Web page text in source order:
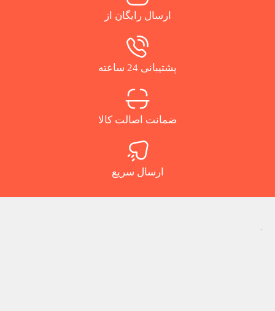
ارسال رایگان از
پشتیبانی 24 ساعته
ضمانت اصالت کالا
ارسال سریع
.